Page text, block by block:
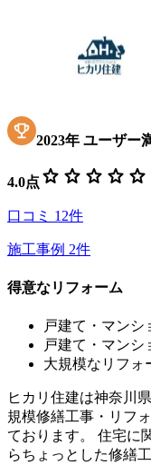
2023年 ユーザー
4.0点 star star star star star
口コミ 12件
施工事例 2件
得意なリフォーム
戸建て・マンシ
戸建て・マンシ
大規模なリフォ
ヒカリ住建は神奈川
規模修繕工事・リフ
ております。 住宅に
らちょっとした修繕